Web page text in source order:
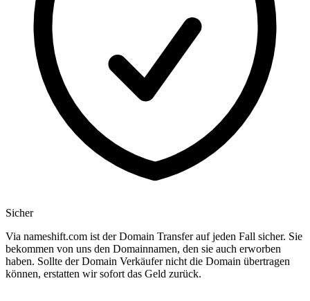
Sicher
Via nameshift.com ist der Domain Transfer auf jeden Fall sicher. Sie
bekommen von uns den Domainnamen, den sie auch erworben
haben. Sollte der Domain Verkäufer nicht die Domain übertragen
können, erstatten wir sofort das Geld zurück.